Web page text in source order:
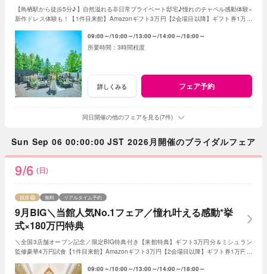
【鳥栖駅から徒歩5分♪】自然溢れる非日常プライベート邸宅♪憧れのチャペル感動体験×
新作ドレス体験も！【1件目来館】Amazonギフト3万円【2会場目以降】ギフト券1万円
09:00～ 10:00～ 13:00～ 14:00～ 18:00～
3時間程度
詳しくみる フェア予約
同日開催の他のフェアを見る(7件)
Sun Sep 06 00:00:00 JST 2026月開催のブライダルフェア
9/6 (日)
9月BIG＼当館人気No.1フェア／憧れ叶える感動*挙
式×180万円特典
残席 無料 リアルタイム予約
＼全国3店舗オープン記念／限定BIG特典付き【来館特典】ギフト3万円分＆ミシュラン
監修豪華4万円試食【1件目来館】Amazonギフト3万円【2会場目以降】ギフト券1万円プ
09:00～ 10:00～ 13:00～ 14:00～ 18:00～